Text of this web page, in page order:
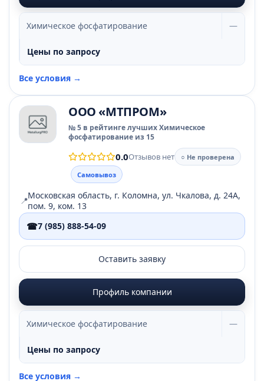
Химическое фосфатирование —
Цены по запросу
Все условия →
ООО «МТПРОМ»
№ 5 в рейтинге лучших Химическое
фосфатирование из 15
0.0Отзывов нет
○ Не проверена
Самовывоз
📍Московская область, г. Коломна, ул. Чкалова, д. 24А,
пом. 9, ком. 13
☎7 (985) 888-54-09
Оставить заявку
Профиль компании
Химическое фосфатирование —
Цены по запросу
Все условия →